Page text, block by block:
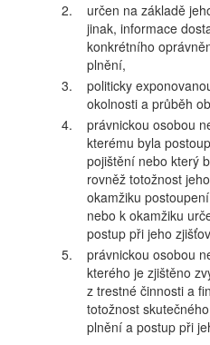
2.
určen na základě
jinak, informace
konkrétního
plnění,
3.
politicky
okolnosti a průběh
4.
právnickou osobou
kterému byla
pojištění nebo který
rovněž totožnost
okamžiku
nebo k okamžiku
postup při jeho
5.
právnickou osobou
kterého je zjištěno
z trestné činnosti a
totožnost
plnění a postup při